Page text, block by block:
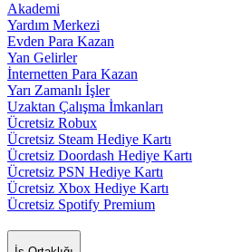
Akademi
Yardım Merkezi
Evden Para Kazan
Yan Gelirler
İnternetten Para Kazan
Yarı Zamanlı İşler
Uzaktan Çalışma İmkanları
Ücretsiz Robux
Ücretsiz Steam Hediye Kartı
Ücretsiz Doordash Hediye Kartı
Ücretsiz PSN Hediye Kartı
Ücretsiz Xbox Hediye Kartı
Ücretsiz Spotify Premium